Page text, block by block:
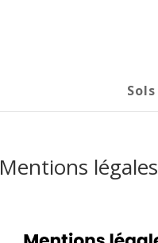
Sols
Mentions légales